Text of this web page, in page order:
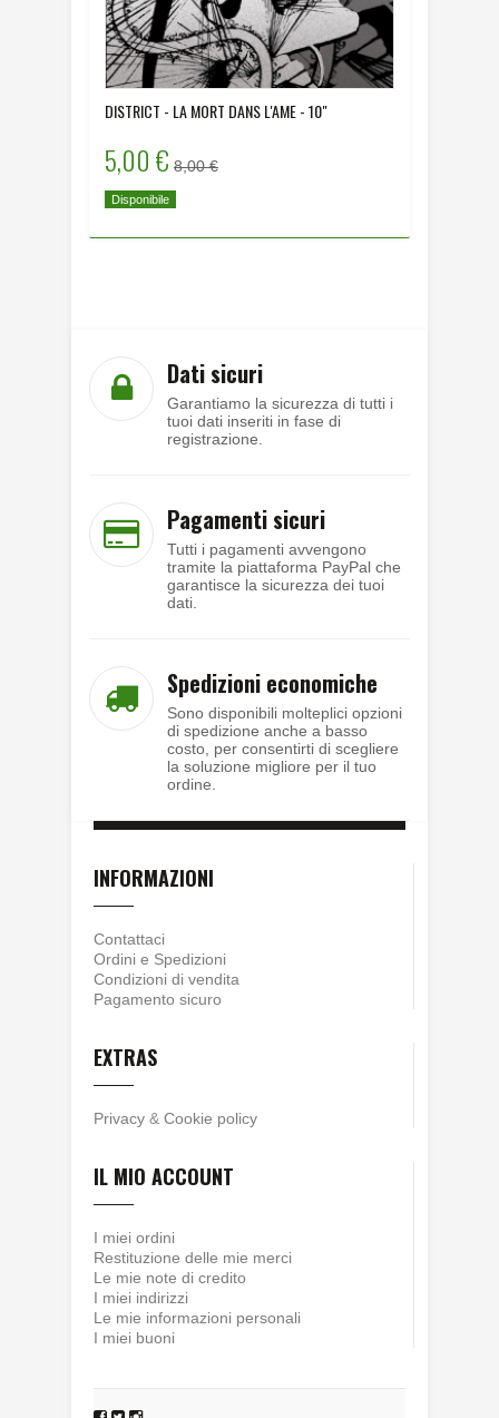
DISTRICT - LA MORT DANS L'AME - 10"
5,00 € 8,00 €
Disponibile
Dati sicuri
Garantiamo la sicurezza di tutti i
tuoi dati inseriti in fase di
registrazione.
Pagamenti sicuri
Tutti i pagamenti avvengono
tramite la piattaforma PayPal che
garantisce la sicurezza dei tuoi
dati.
Spedizioni economiche
Sono disponibili molteplici opzioni
di spedizione anche a basso
costo, per consentirti di scegliere
la soluzione migliore per il tuo
ordine.
INFORMAZIONI
Contattaci
Ordini e Spedizioni
Condizioni di vendita
Pagamento sicuro
EXTRAS
Privacy & Cookie policy
IL MIO ACCOUNT
I miei ordini
Restituzione delle mie merci
Le mie note di credito
I miei indirizzi
Le mie informazioni personali
I miei buoni